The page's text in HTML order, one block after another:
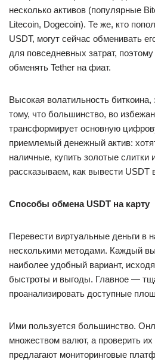
несколько активов (популярные
Litecoin, Dogecoin). Те же, кто
USDT, могут сейчас обменивать
для повседневных затрат, поэтому
обменять Tether на фиат.
Высокая волатильность
тому, что большинство, во
трансформирует основную
приемлемый денежный актив:
наличные, купить золотые слитки
рассказываем, как вывести USDT
Способы обмена USDT на карту
Перевести виртуальные деньги в
несколькими методами. Каждый
наиболее удобный вариант,
быстроты и выгоды. Главное —
проанализировать доступные
Ими пользуется большинство.
множеством валют, а проверить
предлагают мониторинговые